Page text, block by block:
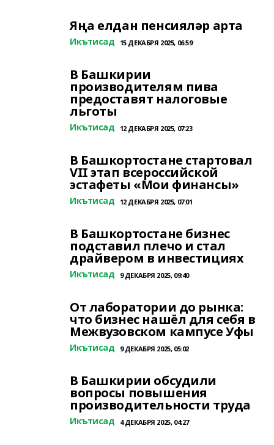
Яңа елдан пенсияләр арта
Икътисад 15 ДЕКАБРЯ 2025, 06:59
В Башкирии
производителям пива
предоставят налоговые
льготы
Икътисад 12 ДЕКАБРЯ 2025, 07:23
В Башкортостане стартовал
VII этап всероссийской
эстафеты «Мои финансы»
Икътисад 12 ДЕКАБРЯ 2025, 07:01
В Башкортостане бизнес
подставил плечо и стал
драйвером в инвестициях
Икътисад 9 ДЕКАБРЯ 2025, 09:40
От лаборатории до рынка:
что бизнес нашёл для себя в
Межвузовском кампусе Уфы
Икътисад 9 ДЕКАБРЯ 2025, 05:02
В Башкирии обсудили
вопросы повышения
производительности труда
Икътисад 4 ДЕКАБРЯ 2025, 04:27